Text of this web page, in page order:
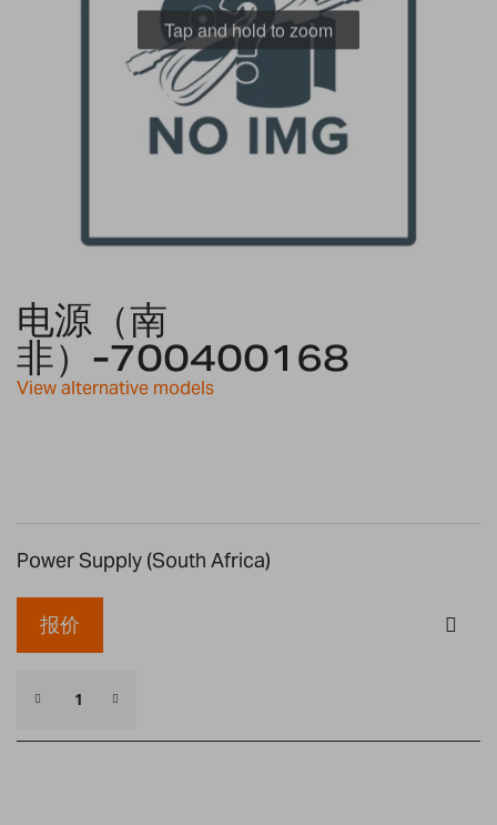
Tap and hold to zoom
to
the
beginning
of
the
电源（南
非）-700400168
View alternative models
Power Supply (South Africa)
报价